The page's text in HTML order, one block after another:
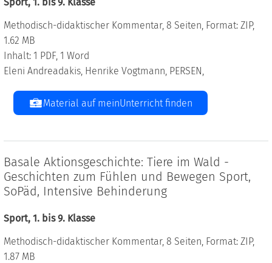
Methodisch-didaktischer Kommentar, 8 Seiten, Format: ZIP,
1.62 MB
Inhalt: 1 PDF, 1 Word
Eleni Andreadakis, Henrike Vogtmann, PERSEN,
Material auf meinUnterricht finden
Basale Aktionsgeschichte: Tiere im Wald -
Geschichten zum Fühlen und Bewegen Sport,
SoPäd, Intensive Behinderung
Sport, 1. bis 9. Klasse
Methodisch-didaktischer Kommentar, 8 Seiten, Format: ZIP,
1.87 MB